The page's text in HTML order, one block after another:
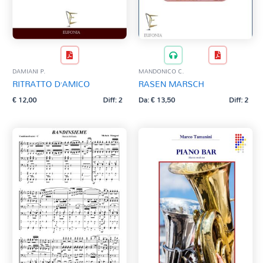
DAMIANI P.
RITRATTO D’AMICO
€12,00 Diff: 2
MANDONICO C.
RASEN MARSCH
Da:€13,50 Diff: 2